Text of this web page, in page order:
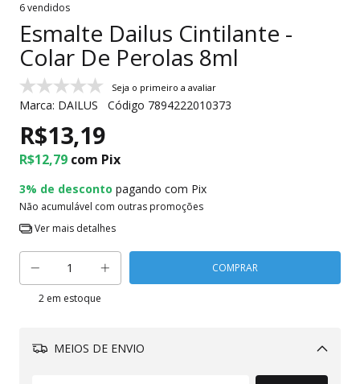
6 vendidos
Esmalte Dailus Cintilante -
Colar De Perolas 8ml
Seja o primeiro a avaliar
Marca: DAILUS Código 7894222010373
R$13,19
R$12,79 com Pix
3% de desconto pagando com Pix
Não acumulável com outras promoções
Ver mais detalhes
2 em estoque
MEIOS DE ENVIO
Alterar CEP